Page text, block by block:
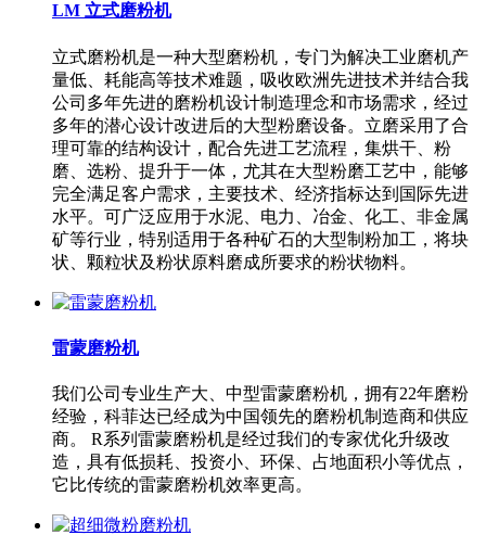
LM 立式磨粉机
立式磨粉机是一种大型磨粉机，专门为解决工业磨机产
量低、耗能高等技术难题，吸收欧洲先进技术并结合我
公司多年先进的磨粉机设计制造理念和市场需求，经过
多年的潜心设计改进后的大型粉磨设备。立磨采用了合
理可靠的结构设计，配合先进工艺流程，集烘干、粉
磨、选粉、提升于一体，尤其在大型粉磨工艺中，能够
完全满足客户需求，主要技术、经济指标达到国际先进
水平。可广泛应用于水泥、电力、冶金、化工、非金属
矿等行业，特别适用于各种矿石的大型制粉加工，将块
状、颗粒状及粉状原料磨成所要求的粉状物料。
雷蒙磨粉机
我们公司专业生产大、中型雷蒙磨粉机，拥有22年磨粉
经验，科菲达已经成为中国领先的磨粉机制造商和供应
商。 R系列雷蒙磨粉机是经过我们的专家优化升级改
造，具有低损耗、投资小、环保、占地面积小等优点，
它比传统的雷蒙磨粉机效率更高。